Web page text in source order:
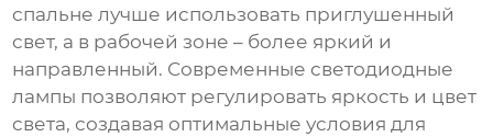
спальне лучше использовать приглушенный
свет, а в рабочей зоне – более яркий и
направленный. Современные светодиодные
лампы позволяют регулировать яркость и цвет
света, создавая оптимальные условия для